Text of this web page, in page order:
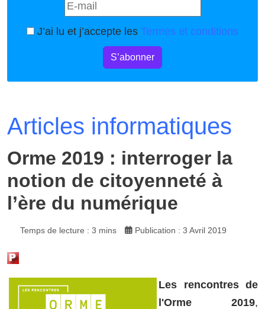
J’ai lu et j’accepte les Termes et conditions
S’abonner
Articles informatiques
Orme 2019 : interroger la
notion de citoyenneté à
l’ère du numérique
Temps de lecture : 3 mins Publication : 3 Avril 2019
Les rencontres de
l'Orme 2019,